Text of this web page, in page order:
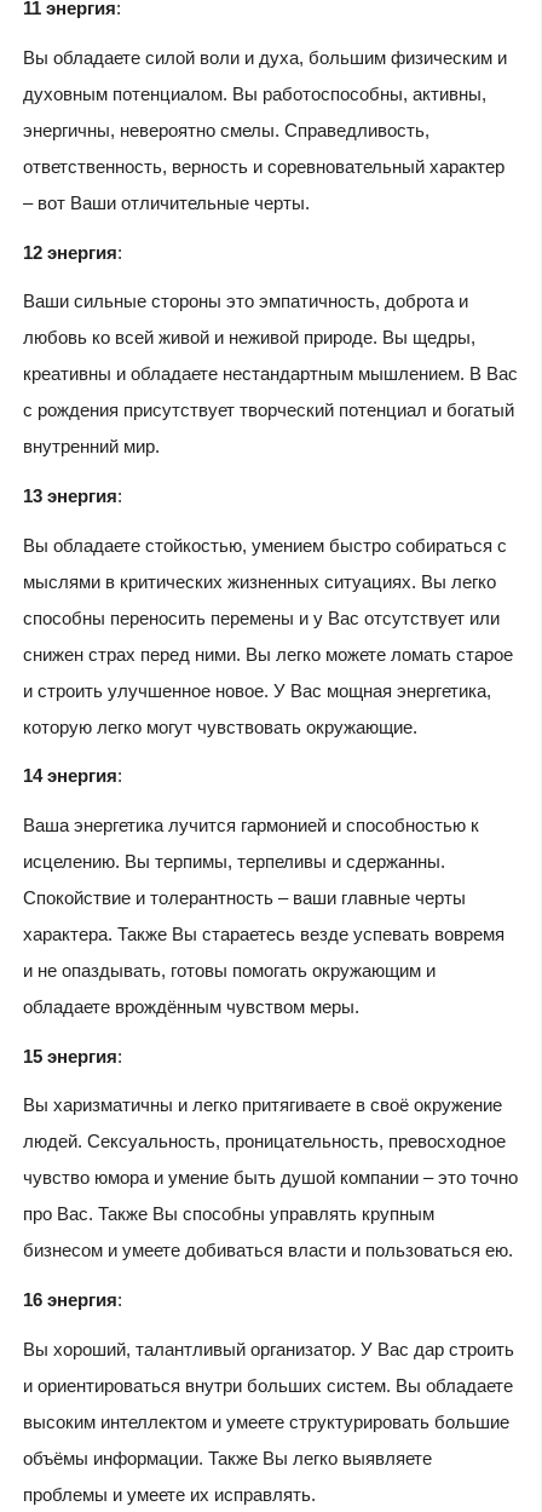
11 энергия:
Вы обладаете силой воли и духа, большим физическим и
духовным потенциалом. Вы работоспособны, активны,
энергичны, невероятно смелы. Справедливость,
ответственность, верность и соревновательный характер
– вот Ваши отличительные черты.
12 энергия:
Ваши сильные стороны это эмпатичность, доброта и
любовь ко всей живой и неживой природе. Вы щедры,
креативны и обладаете нестандартным мышлением. В Вас
с рождения присутствует творческий потенциал и богатый
внутренний мир.
13 энергия:
Вы обладаете стойкостью, умением быстро собираться с
мыслями в критических жизненных ситуациях. Вы легко
способны переносить перемены и у Вас отсутствует или
снижен страх перед ними. Вы легко можете ломать старое
и строить улучшенное новое. У Вас мощная энергетика,
которую легко могут чувствовать окружающие.
14 энергия:
Ваша энергетика лучится гармонией и способностью к
исцелению. Вы терпимы, терпеливы и сдержанны.
Спокойствие и толерантность – ваши главные черты
характера. Также Вы стараетесь везде успевать вовремя
и не опаздывать, готовы помогать окружающим и
обладаете врождённым чувством меры.
15 энергия:
Вы харизматичны и легко притягиваете в своё окружение
людей. Сексуальность, проницательность, превосходное
чувство юмора и умение быть душой компании – это точно
про Вас. Также Вы способны управлять крупным
бизнесом и умеете добиваться власти и пользоваться ею.
16 энергия:
Вы хороший, талантливый организатор. У Вас дар строить
и ориентироваться внутри больших систем. Вы обладаете
высоким интеллектом и умеете структурировать большие
объёмы информации. Также Вы легко выявляете
проблемы и умеете их исправлять.